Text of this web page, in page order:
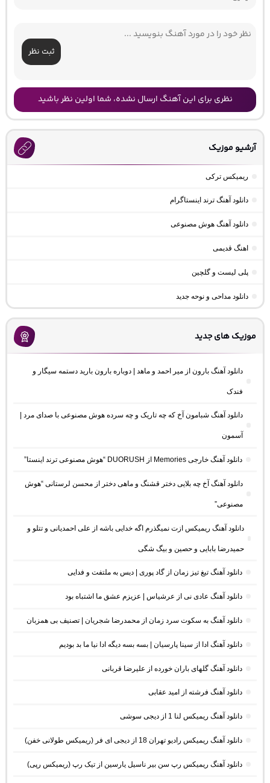
ثبت نظر
نظری برای این آهنگ ارسال نشده، شما اولین نظر باشید
آرشیو موزیک
ریمیکس ترکی
دانلود آهنگ ترند اینستاگرام
دانلود آهنگ هوش مصنوعی
اهنگ قدیمی
پلی لیست و گلچین
دانلود مداحی و نوحه جدید
موزیک های جدید
دانلود آهنگ بارون از میر احمد و ماهد | دوباره بارون بارید دستمه سیگار و
فندک
دانلود آهنگ شبامون آخ که چه تاریک و چه سرده هوش مصنوعی با صدای مرد |
آسمون
دانلود آهنگ خارجی Memories از DUORUSH “هوش مصنوعی ترند اینستا”
دانلود آهنگ آخ چه بلایی دختر قشنگ و ماهی دختر از محسن لرستانی “هوش
مصنوعی”
دانلود آهنگ ریمیکس ازت نمیگذرم اگه خدایی باشه از علی احمدیانی و تتلو و
حمیدرضا بابایی و حصین و بیگ شگی
دانلود آهنگ تیغ تیز زمان از گاد پوری | دیس به ملتفت و فدایی
دانلود آهنگ عادی نی از عرشیاس | عزیزم عشق ما اشتباه بود
دانلود آهنگ به سکوت سرد زمان از محمدرضا شجریان | تصنیف بی همزبان
دانلود آهنگ ادا از سینا پارسیان | بسه بسه دیگه ادا نیا ما بد بودیم
دانلود آهنگ گلهای باران خورده از علیرضا قربانی
دانلود آهنگ فرشته از امید عقابی
دانلود آهنگ ریمیکس لنا 1 از دیجی سوشی
دانلود آهنگ ریمیکس رادیو تهران 18 از دیجی ای فر (ریمیکس طولانی خفن)
دانلود آهنگ ریمیکس رپ سن بیر ناسیل یارسین از تیک رپ (ریمیکس رپی)